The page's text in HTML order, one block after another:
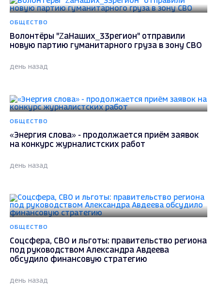
ОБЩЕСТВО
Волонтёры "ZаНаших_33регион" отправили
новую партию гуманитарного груза в зону СВО
день назад
ОБЩЕСТВО
«Энергия слова» - продолжается приём заявок
на конкурс журналистских работ
день назад
ОБЩЕСТВО
Соцсфера, СВО и льготы: правительство региона
под руководством Александра Авдеева
обсудило финансовую стратегию
день назад